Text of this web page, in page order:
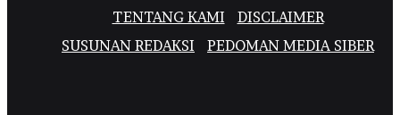
TENTANG KAMI
DISCLAIMER
SUSUNAN REDAKSI
PEDOMAN MEDIA SIBER